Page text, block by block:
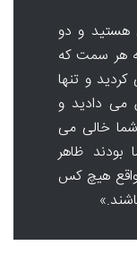
هستید و دو
هر سمت که
و تنها
دادید و
خالی می
ظاهر
واقع هیچ کس